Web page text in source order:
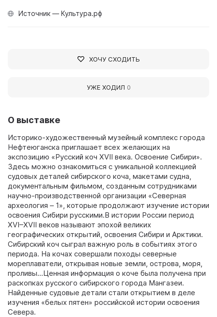
О выставке
Историко-художественный музейный комплекс города
Нефтеюганска приглашает всех желающих на
экспозицию «Русский коч XVII века. Освоение Сибири».
Здесь можно ознакомиться с уникальной коллекцией
судовых деталей сибирского коча, макетами судна,
документальным фильмом, созданным сотрудниками
научно-производственной организации «Северная
археология – 1», которые продолжают изучение истории
освоения Сибири русскими.В истории России период
XVI–XVII веков называют эпохой великих
географических открытий, освоения Сибири и Арктики.
Сибирский коч сыграл важную роль в событиях этого
периода. На кочах совершали походы северные
мореплаватели, открывая новые земли, острова, моря,
проливы...Ценная информация о коче была получена при
раскопках русского сибирского города Мангазеи.
Найденные судовые детали стали открытием в деле
изучения «белых пятен» российской истории освоения
Севера.
Источник — Культура.рф
ХОЧУ СХОДИТЬ
УЖЕ ХОДИЛ 0